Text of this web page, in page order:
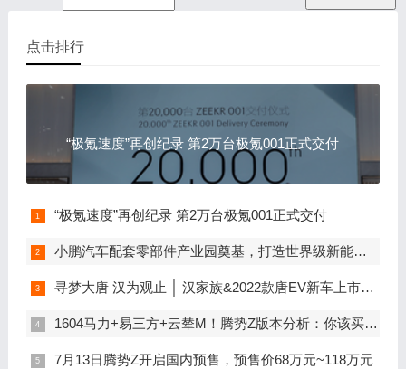
点击排行
“极氪速度”再创纪录 第2万台极氪001正式交付
“极氪速度”再创纪录 第2万台极氪001正式交付
小鹏汽车配套零部件产业园奠基，打造世界级新能源智能汽车集群
寻梦大唐 汉为观止 │ 汉家族&2022款唐EV新车上市发布会，敬请期待！
1604马力+易三方+云辇M！腾势Z版本分析：你该买谁？
7月13日腾势Z开启国内预售，预售价68万元~118万元